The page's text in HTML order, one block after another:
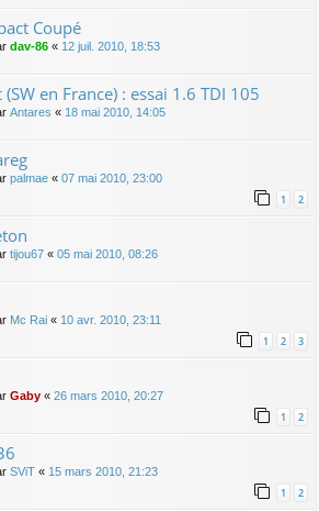
Coupé
dav-86 « 12 juil. 2010, 18:53
en France) : essai 1.6 TDI 105
Antares « 18 mai 2010, 14:05
palmae « 07 mai 2010, 23:00
1 2
tijou67 « 05 mai 2010, 08:26
Mc Rai « 10 avr. 2010, 23:11
1 2 3
Gaby « 26 mars 2010, 20:27
1 2
SViT « 15 mars 2010, 21:23
1 2